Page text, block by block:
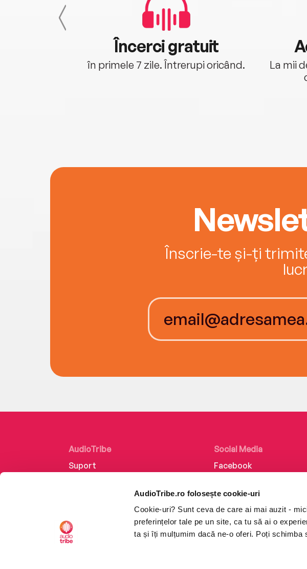
AudioTribe.ro folosește cookie-uri
Cookie-uri? Sunt ceva de care ai mai auzit -
preferințelor tale pe un site, ca tu să ai o
ta și îți mulțumim dacă ne-o oferi. Poți schimba
Încerci gratuit
în primele 7 zile. Întrerupi oricând.
La mii
Înscrie-te și-ți
AudioTribe
Suport
Retragere din comandă
Social Media
Facebook
Instagram
TikTok